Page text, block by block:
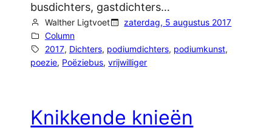
busdichters, gastdichters…
Walther Ligtvoet
zaterdag, 5 augustus 2017
Column
2017, Dichters, podiumdichters, podiumkunst,
poezie, Poëziebus, vrijwilliger
Knikkende knieën